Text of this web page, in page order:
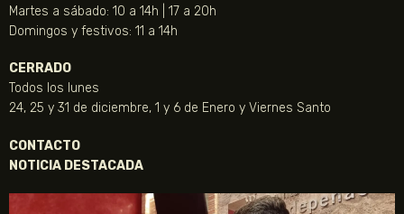
Martes a sábado: 10 a 14h | 17 a 20h
Domingos y festivos: 11 a 14h
CERRADO
Todos los lunes
24, 25 y 31 de diciembre, 1 y 6 de Enero y Viernes Santo
CONTACTO
NOTICIA DESTACADA